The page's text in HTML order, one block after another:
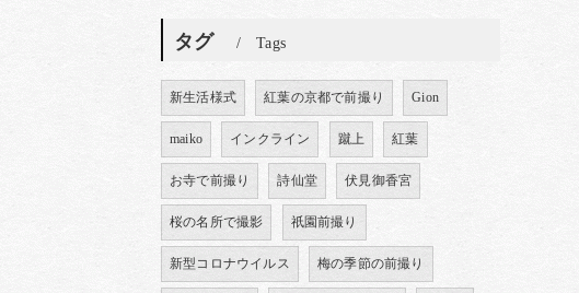
タグ Tags
新生活様式 紅葉の京都で前撮り Gion
maiko インクライン 蹴上 紅葉
お寺で前撮り 詩仙堂 伏見御香宮
桜の名所で撮影 祇園前撮り
新型コロナウイルス 梅の季節の前撮り